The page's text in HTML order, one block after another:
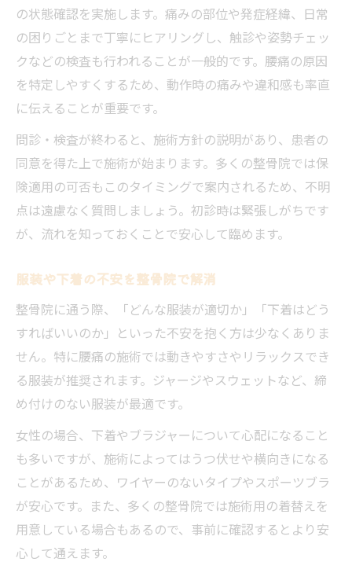
の状態確認を実施します。痛みの部位や発症経緯、日常
の困りごとまで丁寧にヒアリングし、触診や姿勢チェッ
クなどの検査も行われることが一般的です。腰痛の原因
を特定しやすくするため、動作時の痛みや違和感も率直
に伝えることが重要です。
問診・検査が終わると、施術方針の説明があり、患者の
同意を得た上で施術が始まります。多くの整骨院では保
険適用の可否もこのタイミングで案内されるため、不明
点は遠慮なく質問しましょう。初診時は緊張しがちです
が、流れを知っておくことで安心して臨めます。
服装や下着の不安を整骨院で解消
整骨院に通う際、「どんな服装が適切か」「下着はどう
すればいいのか」といった不安を抱く方は少なくありま
せん。特に腰痛の施術では動きやすさやリラックスでき
る服装が推奨されます。ジャージやスウェットなど、締
め付けのない服装が最適です。
女性の場合、下着やブラジャーについて心配になること
も多いですが、施術によってはうつ伏せや横向きになる
ことがあるため、ワイヤーのないタイプやスポーツブラ
が安心です。また、多くの整骨院では施術用の着替えを
用意している場合もあるので、事前に確認するとより安
心して通えます。